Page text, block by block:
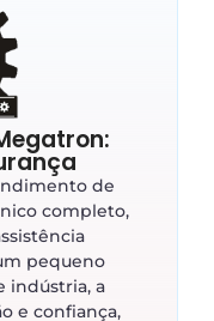
de
completo,
pequeno
indústria, a
e confiança,